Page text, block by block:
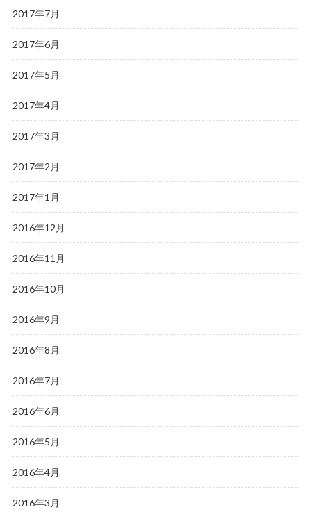
2017年7月
2017年6月
2017年5月
2017年4月
2017年3月
2017年2月
2017年1月
2016年12月
2016年11月
2016年10月
2016年9月
2016年8月
2016年7月
2016年6月
2016年5月
2016年4月
2016年3月